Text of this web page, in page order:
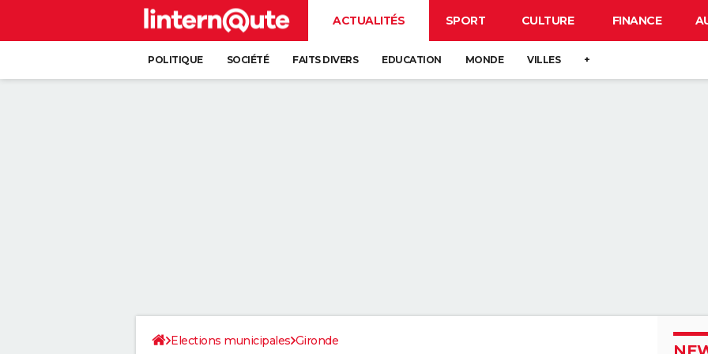
ACTUALITÉS SPORT CULTURE FINANCE
POLITIQUE SOCIÉTÉ FAITS DIVERS EDUCATION MONDE VILLES +
Elections municipales Gironde